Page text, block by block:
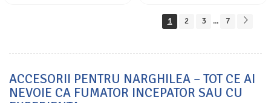
1 2 3 ... 7
ACCESORII PENTRU NARGHILEA – TOT CE AI
NEVOIE CA FUMATOR INCEPATOR SAU CU